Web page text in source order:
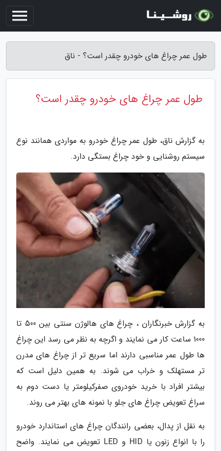
طول عمر چراغ های خودرو چقدر است؟ - ناق
طول عمر چراغ های خودرو چقدر است؟
به گزارش ناق، طول عمر چراغ خودرو به مواردی همانند نوع
سیستم روشنایی و خود چراغ بستگی دارد.
به گزارش خبرنگاران ، چراغ های هالوژن سنتی بین 500 تا
1000 ساعت کار می نمایند و اگرچه به نظر می رسد این چراغ
ها طول عمر مناسبی دارند اما سریع تر از چراغ های مدرن
تر مستهلک و خراب می شوند. به همین دلیل است که
بیشتر افراد با خرید خودروی صفرکیلومتر یا دست دوم به
سراغ تعویض چراغ های جلو با نمونه های بهتر می روند.
به نقل از پدال، بعضی رانندگان چراغ های استاندارد خودرو
را با انواع زنون یا HID و LED تعویض می نمایند. واضح